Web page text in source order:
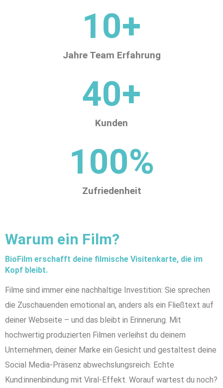
Jahre Team Erfahrung
10+
Kunden
40+
Zufriedenheit
100%
Warum ein Film?
BioFilm erschafft deine filmische Visitenkarte, die im
Kopf bleibt.
Filme sind immer eine nachhaltige Investition: Sie sprechen
die Zuschauenden emotional an, anders als ein Fließtext auf
deiner Webseite – und das bleibt in Erinnerung. Mit
hochwertig produzierten Filmen verleihst du deinem
Unternehmen, deiner Marke ein Gesicht und gestaltest deine
Social Media-Präsenz abwechslungsreich. Echte
Kund:innenbindung mit Viral-Effekt. Worauf wartest du noch?